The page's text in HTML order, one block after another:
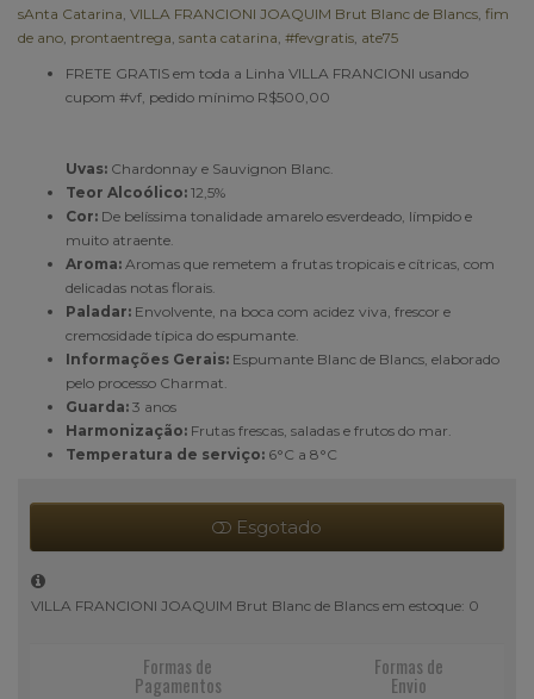
sAnta Catarina VILLA FRANCIONI JOAQUIM Brut Blanc de Blancs fim
de ano prontaentrega santa catarina #fevgratis ate75
FRETE GRATIS em toda a Linha VILLA FRANCIONI usando
cupom #vf, pedido mínimo R$500,00
Uvas: Chardonnay e Sauvignon Blanc.
Teor Alcoólico: 12,5%
Cor: De belíssima tonalidade amarelo esverdeado, límpido e
muito atraente.
Aroma: Aromas que remetem a frutas tropicais e cítricas, com
delicadas notas florais.
Paladar: Envolvente, na boca com acidez viva, frescor e
cremosidade típica do espumante.
Informações Gerais: Espumante Blanc de Blancs, elaborado
pelo processo Charmat.
Guarda: 3 anos
Harmonização: Frutas frescas, saladas e frutos do mar.
Temperatura de serviço: 6°C a 8°C
Esgotado
VILLA FRANCIONI JOAQUIM Brut Blanc de Blancs em estoque: 0
Formas de
Pagamentos
Formas de
Envio